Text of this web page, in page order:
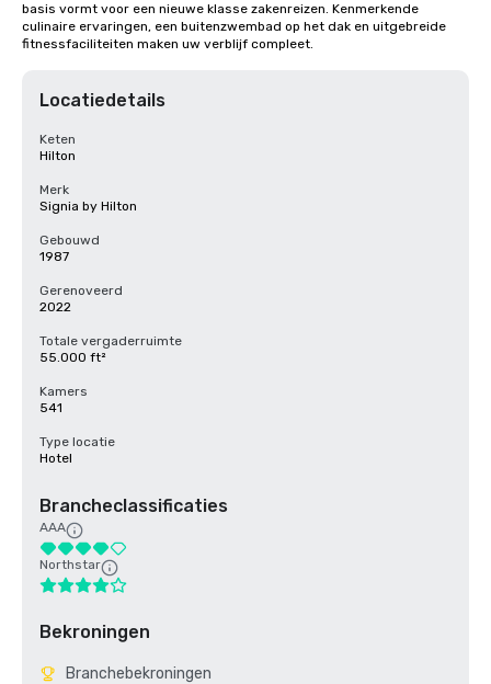
basis vormt voor een nieuwe klasse zakenreizen. Kenmerkende
culinaire ervaringen, een buitenzwembad op het dak en uitgebreide
fitnessfaciliteiten maken uw verblijf compleet.
Locatiedetails
Keten
Hilton
Merk
Signia by Hilton
Gebouwd
1987
Gerenoveerd
2022
Totale vergaderruimte
55.000 ft²
Kamers
541
Type locatie
Hotel
Brancheclassificaties
AAA
Northstar
Bekroningen
Branchebekroningen